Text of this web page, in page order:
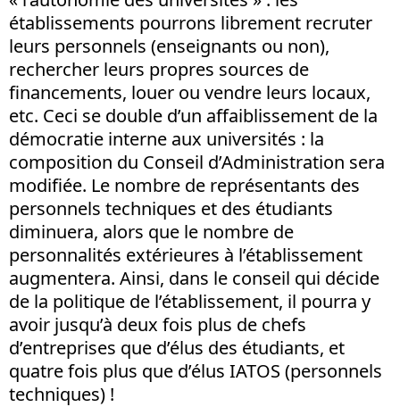
établissements pourrons librement recruter
leurs personnels (enseignants ou non),
rechercher leurs propres sources de
financements, louer ou vendre leurs locaux,
etc. Ceci se double d’un affaiblissement de la
démocratie interne aux universités : la
composition du Conseil d’Administration sera
modifiée. Le nombre de représentants des
personnels techniques et des étudiants
diminuera, alors que le nombre de
personnalités extérieures à l’établissement
augmentera. Ainsi, dans le conseil qui décide
de la politique de l’établissement, il pourra y
avoir jusqu’à deux fois plus de chefs
d’entreprises que d’élus des étudiants, et
quatre fois plus que d’élus IATOS (personnels
techniques) !